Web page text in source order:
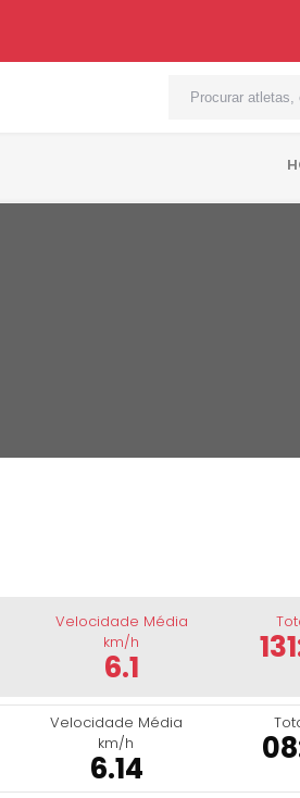
Velocidade Média
km/h
6.1
Velocidade Média
km/h
6.14